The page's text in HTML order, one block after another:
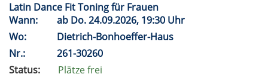
Latin Dance Fit Toning für Frauen
Wann:
ab Do.24.09.2026, 19:30 Uhr
Wo:
Dietrich-Bonhoeffer-Haus
Nr.:
261-30260
Status:
Plätze frei